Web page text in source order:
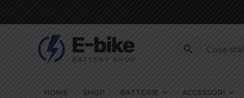
HOME SHOP BATTERIE ACCESSORI